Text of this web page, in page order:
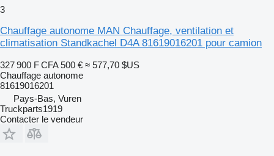
3
Chauffage autonome MAN Chauffage, ventilation et
climatisation Standkachel D4A 81619016201 pour camion
327 900 F CFA 500 € ≈ 577,70 $US
Chauffage autonome
81619016201
Pays-Bas, Vuren
Truckparts1919
Contacter le vendeur